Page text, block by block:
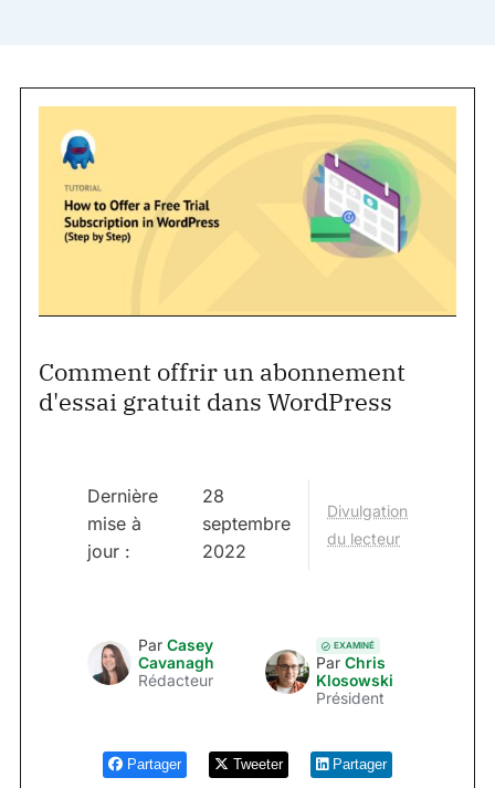
Comment offrir un abonnement
d'essai gratuit dans WordPress
Dernière
mise à
jour :
28
septembre
2022
Divulgation
du lecteur
Par Casey
Cavanagh
Rédacteur
EXAMINÉ
Par Chris
Klosowski
Président
Partager Tweeter Partager